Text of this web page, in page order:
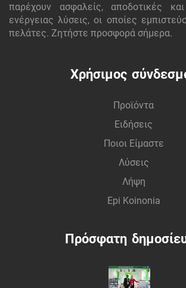
παρέχουν ασφαλείς, αποδοτικές και
ενέργειας λύσεις, οι οποίες
πελάτες. Ζητήστε προσφορά σήμερα.
Χρήσιμος
Προϊόντα
Ειδήσεις
Ποιοι Είμαστε
Λύσεις
Λήψη
Epi Koinonia
Πρόσφατη